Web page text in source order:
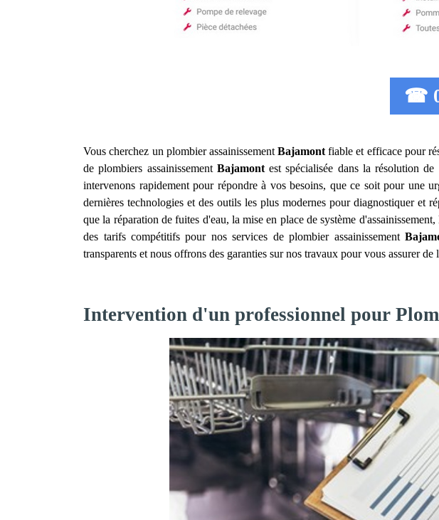
☎
Vous cherchez un plombier assainissementBajamont fiable et efficace pour
de plombiers assainissement Bajamontest spécialisée dans la résolution
intervenons rapidement pour répondre à vos besoins, que ce soit pour une
dernières technologies et des outils les plus modernes pour diagnostiquer et
que la réparation de fuites d'eau, la mise en place de système
des tarifs compétitifs pour nos services de plombier assainissement
transparents et nous offrons des garanties sur nos travaux pour vous assurer
Intervention d'un professionnel pour